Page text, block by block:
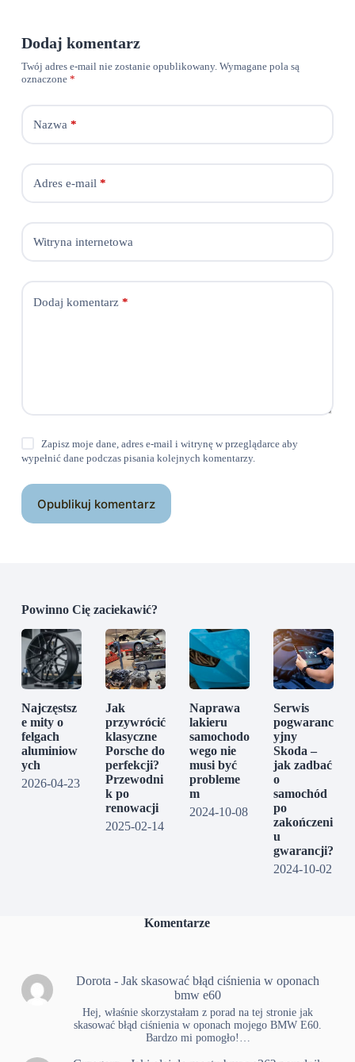
Dodaj komentarz
Twój adres e-mail nie zostanie opublikowany. Wymagane pola są
oznaczone *
Nazwa *
Adres e-mail *
Witryna internetowa
Dodaj komentarz*
Zapisz moje dane, adres e-mail i witrynę w przeglądarce aby
wypełnić dane podczas pisania kolejnych komentarzy.
Opublikuj komentarz
Powinno Cię zaciekawić?
Najczęstsz
e mity o
felgach
aluminiow
ych
2026-04-23
Jak
przywrócić
klasyczne
Porsche do
perfekcji?
Przewodni
k po
renowacji
2025-02-14
Naprawa
lakieru
samochodo
wego nie
musi być
probleme
m
2024-10-08
Serwis
pogwaranc
yjny
Skoda –
jak zadbać
o
samochód
po
zakończeni
u
gwarancji?
2024-10-02
Komentarze
Dorota -Jak skasować błąd ciśnienia w oponach
bmw e60
Hej, właśnie skorzystałam z porad na tej stronie jak
skasować błąd ciśnienia w oponach mojego BMW E60.
Bardzo mi pomogło!…